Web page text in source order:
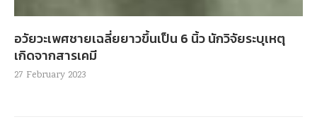
อวัยวะเพศชายเฉลี่ยยาวขึ้นเป็น 6 นิ้ว นักวิจัยระบุเหตุ
เกิดจากสารเคมี
27 February 2023